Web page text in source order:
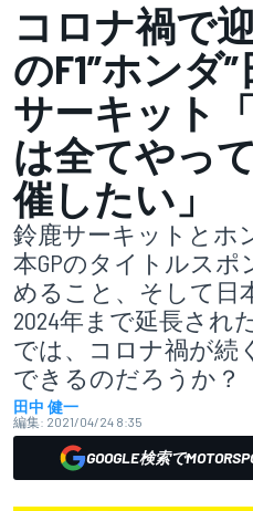
コロナ禍で
のF1”ホンダ
サーキット
は全てやっ
催したい」
鈴鹿サーキットとホ
本GPのタイトルス
めること、そして日
2024年まで延長され
では、コロナ禍が続
できるのだろうか？
田中 健一
編集: 2021/04/24 8:35
GOOGLE検索で